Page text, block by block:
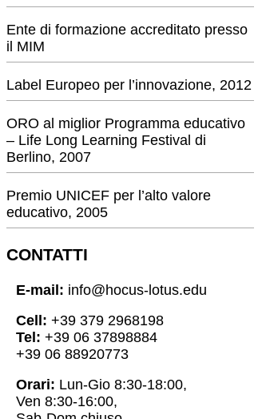
Ente di formazione accreditato presso
il MIM
Label Europeo per l’innovazione, 2012
ORO al miglior Programma educativo
– Life Long Learning Festival di
Berlino, 2007
Premio UNICEF per l’alto valore
educativo, 2005
CONTATTI
E-mail: info@hocus-lotus.edu
Cell: +39 379 2968198
Tel: +39 06 37898884
+39 06 88920773
Orari: Lun-Gio 8:30-18:00,
Ven 8:30-16:00,